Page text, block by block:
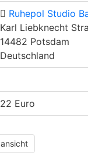
Ruhepol Studio
Karl Liebknecht
14482 Potsdam
Deutschland
22 Euro